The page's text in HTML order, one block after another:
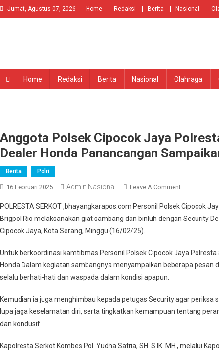
Skip
to
Jumat, Agustus 07, 2026 Home Redaksi Berita Nasional
Home Redaksi Berita Nasional Olahraga
Anggota Polsek Cipocok Jaya
Dealer Honda Panancangan
Berita Polri
16 Februari 2025 Admin Nasional Leave A CommentOn
Polsek
Cipocok
Serkot
Patroli
Dealer
Honda
Himbauan
POLRESTA SERKOT ,bhayangkarapos.com Personil Polsek Cipocok
Brigpol Rio melaksanakan giat sambang dan binluh dengan Security
Cipocok Jaya, Kota Serang, Minggu (16/02/25).
Untuk berkoordinasi kamtibmas Personil Polsek Cipocok Jaya
Honda Dalam kegiatan sambangnya menyampaikan beberapa
selalu berhati-hati dan waspada dalam kondisi apapun.
Kemudian ia juga menghimbau kepada petugas Security agar
lupa jaga keselamatan diri, serta tingkatkan kemampuan tentang
dan kondusif.
Kapolresta Serkot Kombes Pol. Yudha Satria, SH. S.IK. MH., melalui